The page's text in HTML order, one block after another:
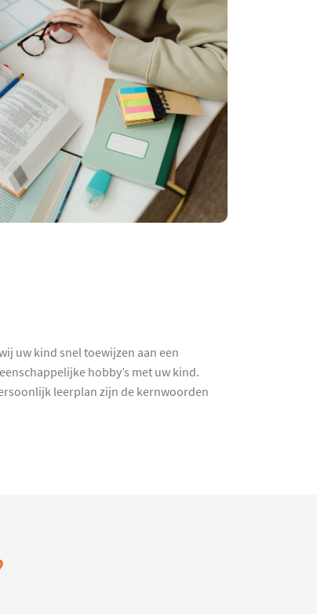
uw kind snel toewijzen aan een
hobby’s met uw kind.
leerplan zijn de kernwoorden